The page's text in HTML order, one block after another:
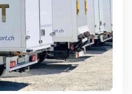
- Alles sicher